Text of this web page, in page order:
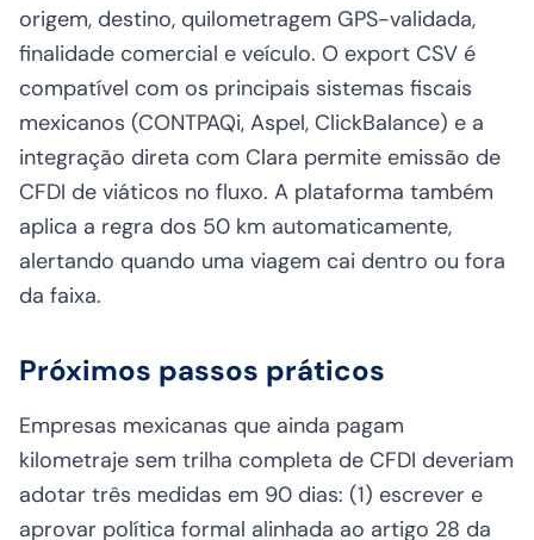
origem, destino, quilometragem GPS-validada,
finalidade comercial e veículo. O export CSV é
compatível com os principais sistemas fiscais
mexicanos (CONTPAQi, Aspel, ClickBalance) e a
integração direta com Clara permite emissão de
CFDI de viáticos no fluxo. A plataforma também
aplica a regra dos 50 km automaticamente,
alertando quando uma viagem cai dentro ou fora
da faixa.
Próximos passos práticos
Empresas mexicanas que ainda pagam
kilometraje sem trilha completa de CFDI deveriam
adotar três medidas em 90 dias: (1) escrever e
aprovar política formal alinhada ao artigo 28 da